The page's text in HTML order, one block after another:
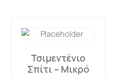
Τσιμεντένιο
Σπίτι – Μικρό